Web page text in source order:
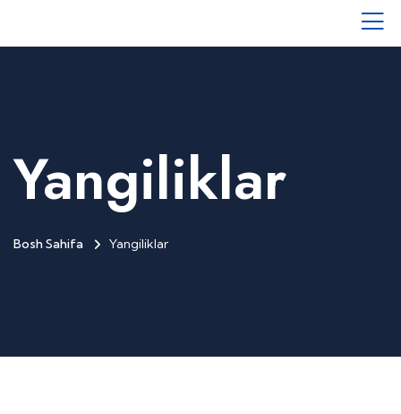
Yangiliklar
Bosh Sahifa Yangiliklar